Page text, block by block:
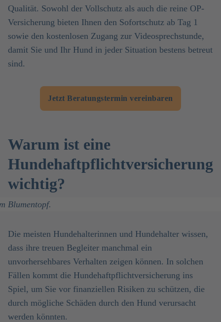
Qualität. Sowohl der Vollschutz als auch die reine OP-
Versicherung bieten Ihnen den Sofortschutz ab Tag 1
sowie den kostenlosen Zugang zur Videosprechstunde,
damit Sie und Ihr Hund in jeder Situation bestens betreut
sind.
Jetzt Beratungstermin vereinbaren
Warum ist eine
Hundehaftpflichtversicherung
wichtig?
Die meisten Hundehalterinnen und Hundehalter wissen,
dass ihre treuen Begleiter manchmal ein
unvorhersehbares Verhalten zeigen können. In solchen
Fällen kommt die Hundehaftpflichtversicherung ins
Spiel, um Sie vor finanziellen Risiken zu schützen, die
durch mögliche Schäden durch den Hund verursacht
werden könnten.